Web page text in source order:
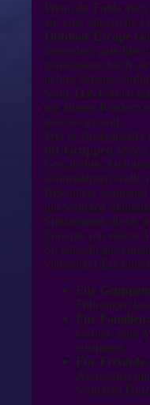
Wenn ihr Fulda
auf eine klassische
Outdoor Escape
besonders gute
gemeinsam durch
nehmt
wahr. Das Format
mit älteren Kindern
unterwegs sind.
Wer es strukturierter
für Gruppen
Geschichte,
kennenlernen wollt,
Besonders
mit weiteren
Spaziergang durch
Sommer mit einem
So entsteht aus
vielseitiger
Für
Führungen
Für Familien:
Garten- oder
entspannt.
Für Freunde:
Aktivitäten
weiterem